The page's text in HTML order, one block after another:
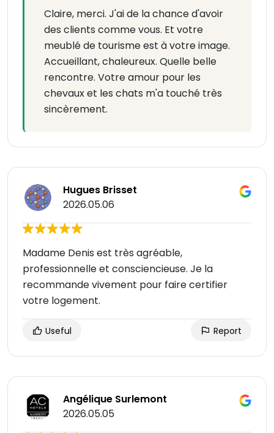
Claire, merci. J'ai de la chance d'avoir
des clients comme vous. Et votre
meublé de tourisme est à votre image.
Accueillant, chaleureux. Quelle belle
rencontre. Votre amour pour les
chevaux et les chats m'a touché très
sincèrement.
Hugues Brisset
2026.05.06
Madame Denis est très agréable,
professionnelle et consciencieuse. Je la
recommande vivement pour faire certifier
votre logement.
Useful Report
Angélique Surlemont
2026.05.05